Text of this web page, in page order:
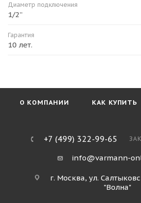
Диаметр подключения
1/2”
Гарантия
10 лет.
О КОМПАНИИ КАК КУПИТЬ
+7 (499) 322-99-65
info@varmann-
г. Москва, ул.
"Волна"